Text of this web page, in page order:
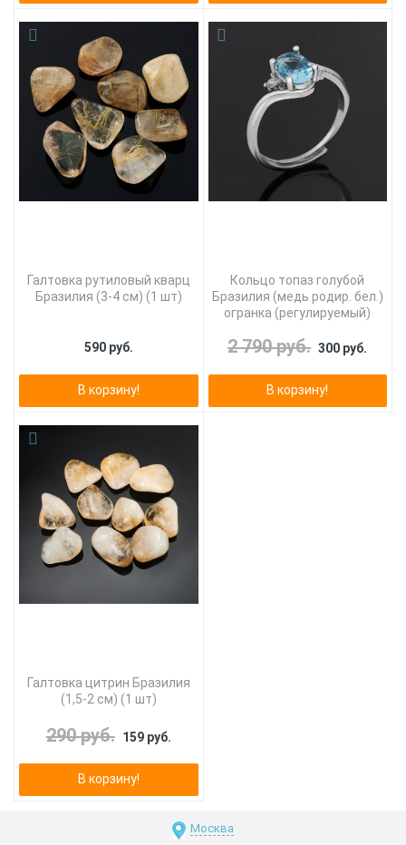
Галтовка рутиловый кварц
Бразилия (3-4 см) (1 шт)
590 руб.
В корзину!
Кольцо топаз голубой
Бразилия (медь родир. бел.)
огранка (регулируемый)
2 790 руб. 300 руб.
В корзину!
Галтовка цитрин Бразилия
(1,5-2 см) (1 шт)
290 руб. 159 руб.
В корзину!
Москва